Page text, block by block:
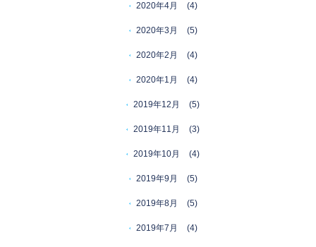
2020年4月 (4)
2020年3月 (5)
2020年2月 (4)
2020年1月 (4)
2019年12月 (5)
2019年11月 (3)
2019年10月 (4)
2019年9月 (5)
2019年8月 (5)
2019年7月 (4)